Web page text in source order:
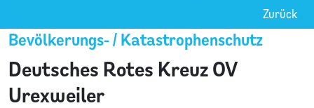
Zurück
Deutsches Rotes Kreuz OV
Urexweiler
Bevölkerungs- / Katastrophenschutz